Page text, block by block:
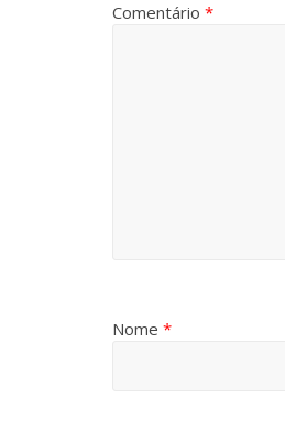
Comentário *
Nome *